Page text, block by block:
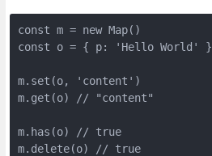
const m = new Map()
const o = { p: 'Hello World' }
m.set(o, 'content')
m.get(o) // "content"
m.has(o) // true
m.delete(o) // true